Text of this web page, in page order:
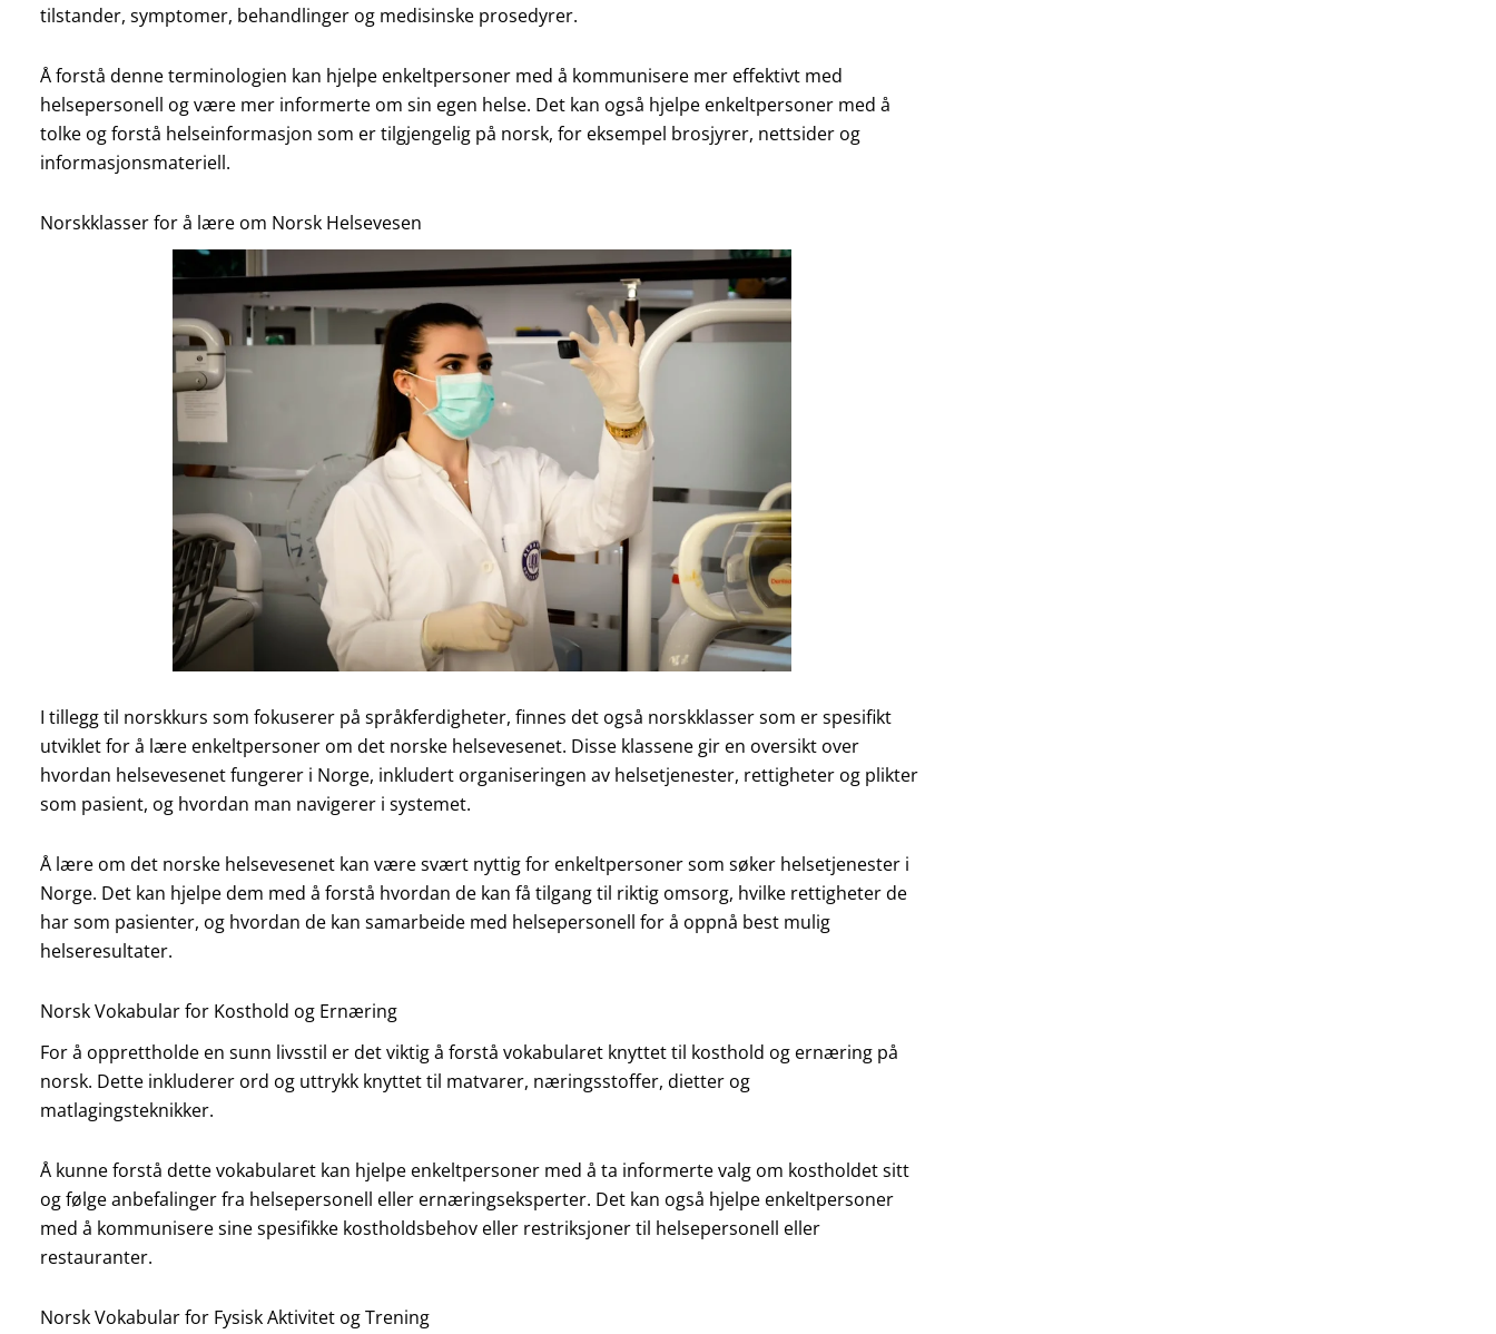
tilstander, symptomer, behandlinger og medisinske prosedyrer.
Å forstå denne terminologien kan hjelpe enkeltpersoner med å kommunisere mer effektivt med
helsepersonell og være mer informerte om sin egen helse. Det kan også hjelpe enkeltpersoner med å
tolke og forstå helseinformasjon som er tilgjengelig på norsk, for eksempel brosjyrer, nettsider og
informasjonsmateriell.
Norskklasser for å lære om Norsk Helsevesen
I tillegg til norskkurs som fokuserer på språkferdigheter, finnes det også norskklasser som er spesifikt
utviklet for å lære enkeltpersoner om det norske helsevesenet. Disse klassene gir en oversikt over
hvordan helsevesenet fungerer i Norge, inkludert organiseringen av helsetjenester, rettigheter og plikter
som pasient, og hvordan man navigerer i systemet.
Å lære om det norske helsevesenet kan være svært nyttig for enkeltpersoner som søker helsetjenester i
Norge. Det kan hjelpe dem med å forstå hvordan de kan få tilgang til riktig omsorg, hvilke rettigheter de
har som pasienter, og hvordan de kan samarbeide med helsepersonell for å oppnå best mulig
helseresultater.
Norsk Vokabular for Kosthold og Ernæring
For å opprettholde en sunn livsstil er det viktig å forstå vokabularet knyttet til kosthold og ernæring på
norsk. Dette inkluderer ord og uttrykk knyttet til matvarer, næringsstoffer, dietter og
matlagingsteknikker.
Å kunne forstå dette vokabularet kan hjelpe enkeltpersoner med å ta informerte valg om kostholdet sitt
og følge anbefalinger fra helsepersonell eller ernæringseksperter. Det kan også hjelpe enkeltpersoner
med å kommunisere sine spesifikke kostholdsbehov eller restriksjoner til helsepersonell eller
restauranter.
Norsk Vokabular for Fysisk Aktivitet og Trening